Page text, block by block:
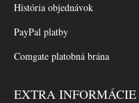
História objednávok
PayPal platby
Comgate platobná brána
EXTRA INFORMÁCIE